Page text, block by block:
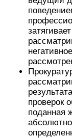
проверок
поданная